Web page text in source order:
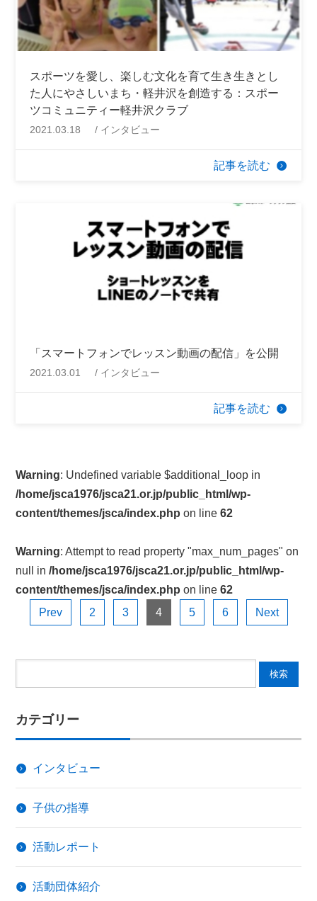
スポーツを愛し、楽しむ文化を育て生き生きとし
た人にやさしいまち・軽井沢を創造する：スポー
ツコミュニティー軽井沢クラブ
2021.03.18 インタビュー
記事を読む
「スマートフォンでレッスン動画の配信」を公開
2021.03.01 インタビュー
記事を読む
Warning: Undefined variable $additional_loop in
/home/jsca1976/jsca21.or.jp/public_html/wp-
content/themes/jsca/index.php on line62
Warning: Attempt to read property "max_num_pages" on
null in/home/jsca1976/jsca21.or.jp/public_html/wp-
content/themes/jsca/index.php on line62
Prev
2 3 4 5 6 Next
カテゴリー
インタビュー
子供の指導
活動レポート
活動団体紹介